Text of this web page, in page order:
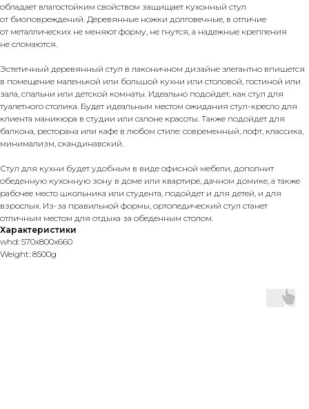
обладает влагостойким свойством защищает кухонный стул
от биоповреждений. Деревянные ножки долговечные, в отличие
от металлических не меняют форму, не гнутся, а надежные крепления
не сломаются.
Эстетичный деревянный стул в лаконичном дизайне элегантно впишется
в помещение маленькой или большой кухни или столовой, гостиной или
зала, спальни или детской комнаты. Идеально подойдет, как стул для
туалетного столика. Будет идеальным местом ожидания стул-кресло для
клиента маникюра в студии или салоне красоты. Также подойдет для
балкона, ресторана или кафе в любом стиле: современный, лофт, классика,
минимализм, скандинавский.
Стул для кухни будет удобным в виде офисной мебели, дополнит
обеденную кухонную зону в доме или квартире, дачном домике, а также
рабочее место школьника или студента, подойдет и для детей, и для
взрослых. Из-за правильной формы, ортопедический стул станет
отличным местом для отдыха за обеденным столом.
Характеристики
whd: 570x800x660
Weight: 8500g